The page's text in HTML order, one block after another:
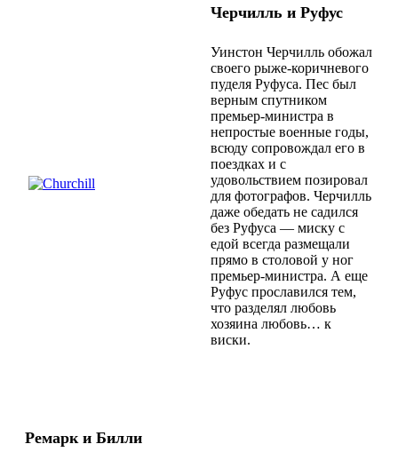
Черчилль и Руфус
Уинстон Черчилль обожал
своего рыже-коричневого
пуделя Руфуса. Пес был
верным спутником
премьер-министра в
непростые военные годы,
всюду сопровождал его в
поездках и с
удовольствием позировал
для фотографов. Черчилль
даже обедать не садился
без Руфуса — миску с
едой всегда размещали
прямо в столовой у ног
премьер-министра. А еще
Руфус прославился тем,
что разделял любовь
хозяина любовь… к
виски.
Ремарк и Билли